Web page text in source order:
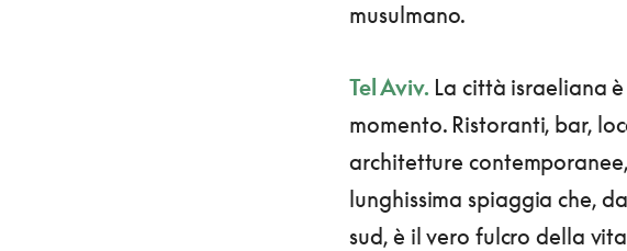
musulmano.
Tel Aviv. La città israeliana
momento. Ristoranti, bar,
architetture
lunghissima spiaggia che,
sud, è il vero fulcro della